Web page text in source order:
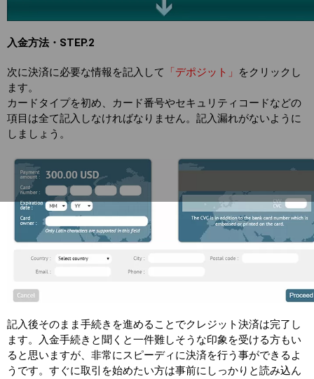
入金方法・STEP.2
次に決済に必要な情報を記入して 「デポジット」
をクリックし
ます。
カードタイプを初め、カード番号やセキュリティコードなどの
項目は全て記入しなければなりません。記入漏れがないように
しましょう。
記入後そのまま手続きを進めることでクレジット決済は完了し
ます。入金手続きと聞くと一件難しそうな印象を受ける方もい
ると思いますが、非常にスピーディに決済を行う事ができるよ
うです。すぐに取引を始めたい方は事前にしっかりと読み込ん